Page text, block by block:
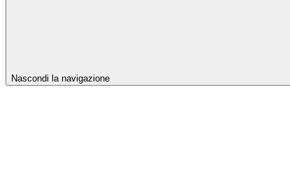
Nascondi la navigazione